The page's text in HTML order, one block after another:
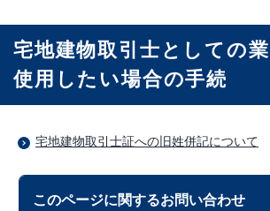
宅地建物取引士としての
使用したい場合の手続
宅地建物取引士証への旧姓併記について
このページに関するお問い合わせ